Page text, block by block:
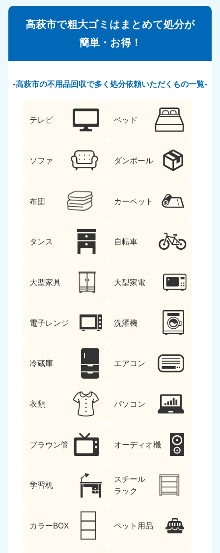
高萩市で粗大ゴミはまとめて処分が
簡単・お得！
高萩市の不用品回収で多く処分依頼いただくもの一覧
テレビ ベッド
ソファ ダンボール
布団 カーペット
タンス 自転車
大型家具 大型家電
電子レンジ 洗濯機
冷蔵庫 エアコン
衣類 パソコン
ブラウン管 オーディオ機
学習机
スチール
ラック
カラーBOX ペット用品